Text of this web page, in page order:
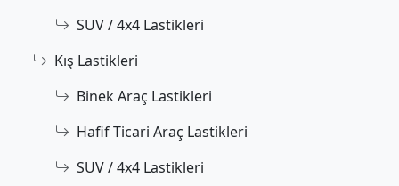
SUV / 4x4 Lastikleri
Kış Lastikleri
Binek Araç Lastikleri
Hafif Ticari Araç Lastikleri
SUV / 4x4 Lastikleri